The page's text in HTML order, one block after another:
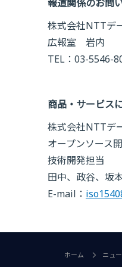
報道関係のお問
株式会社NTTデ
広報室 岩内
TEL：03-5546-
商品・サービス
株式会社NTTデ
オープンソース
技術開発担当
田中、政谷、坂
E-mail：
ホーム ニュ